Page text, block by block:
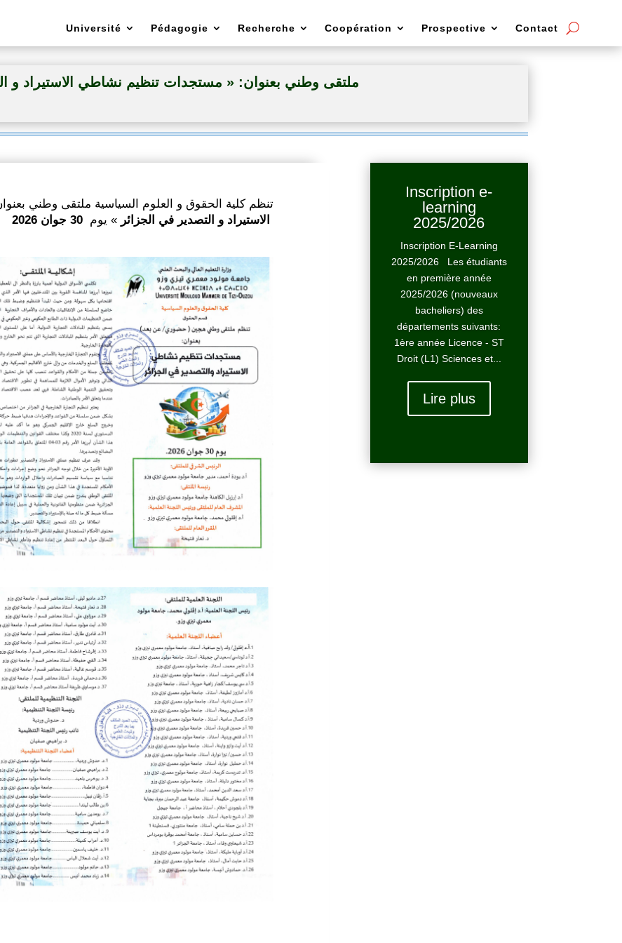
Université Pédagogie Recherche Coopération Prospective Contact
ملتقى وطني بعنوان: « مستجدات تنظيم نشاطي الاستيراد و التصدير في
تنظم كلية الحقوق و العلوم السياسية ملتقى وطني
الاستيراد و التصدير في الجزائر » يوم30 جوان
Inscription e-
learning
2025/2026
Inscription E-Learning
2025/2026 Les étudiants
en première année
2025/2026 (nouveaux
bacheliers) des
départements suivants:
1ère année Licence - ST
Droit (L1) Sciences et...
Lire plus